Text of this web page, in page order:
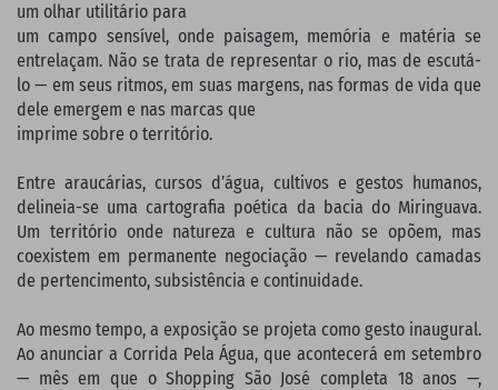
um olhar utilitário para
um campo sensível, onde paisagem, memória e matéria se
entrelaçam. Não se trata de representar o rio, mas de escutá-
lo — em seus ritmos, em suas margens, nas formas de vida que
dele emergem e nas marcas que
imprime sobre o território.
Entre araucárias, cursos d’água, cultivos e gestos humanos,
delineia-se uma cartografia poética da bacia do Miringuava.
Um território onde natureza e cultura não se opõem, mas
coexistem em permanente negociação — revelando camadas
de pertencimento, subsistência e continuidade.
Ao mesmo tempo, a exposição se projeta como gesto inaugural.
Ao anunciar a Corrida Pela Água, que acontecerá em setembro
— mês em que o Shopping São José completa 18 anos —,